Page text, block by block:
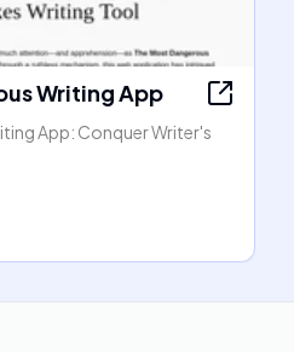
Writing App
App: Conquer Writer's